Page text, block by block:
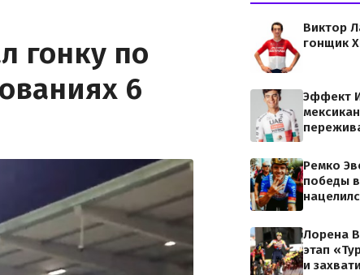
гонку по
6
Виктор
гонщик
Эффект
Ремко
победы
Лорена
этап
и